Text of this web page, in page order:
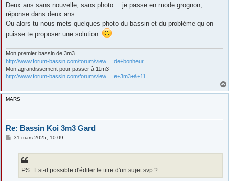
s
a
g
Deux ans sans nouvelle, sans photo… je passe en mode grognon,
réponse dans deux ans…
Ou alors tu nous mets quelques photo du bassin et du problème qu’on
puisse te proposer une solution.
Mon premier bassin de 3m3
http://www.forum-bassin.com/forum/view ... de+bonheur
Mon agrandissement pour passer à 11m3
http://www.forum-bassin.com/forum/view ... e+3m3+à+11
MARS
Re: Bassin Koi 3m3 Gard
M31 mars 2025, 10:09
PS : Est-il possible d'éditer le titre d'un sujet svp ?